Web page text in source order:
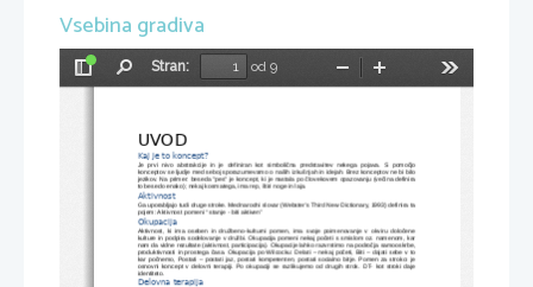
Vsebina gradiva
Preklopi
Stran:
od 9
Pomanjšaj
UVOD
Kaj je to koncept?
Je   prvi   nivo   abstrakcije   in   je   definiran   kot   simbolična   predstavitev   nekega   pojava.   S   pomočjo
konceptov se ljudje med seboj sporazumevamo o naših izkušnjah in idejah. Brez konceptov ne bi bilo
jezikov. Na primer: beseda "pes" je koncept, ki je nastala po človekovem opazovanju (večina definira
to besedo enako); nekaj kosmatega, ima rep, štiri noge in laja.
Aktivnost
Ga uporabljajo tudi druge stroke. Mednarodni slovar (Webster’s Third New Dictionary, 1993) definira ta
pojem: Aktivnost pomeni “ stanje - biti aktiven”
Okupacija
Aktivnost,   ki   ima   oseben   in   družbeno-kulturni   pomen,   ima   svoje   poimenovanje   v   okviru   določene
kulture in podpira sodelovanje v družbi. Okupacija pomeni nekaj početi s smislom oz. namenom, kar
nam da vidne rezultate (aktivnost, participacija). Okupacije lahko razvrstimo na področja samooskrbe,
produktivnosti in prostega časa. Okupacija po Wilcocku: Delati – nekaj početi, Biti – dajati sebe v to
kar počnemo, Postati – postati jaz, postati kompetenten, postati socialno bitje. Pomen za stroko: je
osnovni koncept v delovni terapiji. Po okupaciji se razlikujemo od drugih strok. DT- kot stroki daje
identiteto.
Delovna terapija